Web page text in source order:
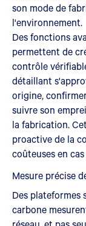
son mode de
l'environnement.
Des fonctions
permettent de
contrôle
détaillant
origine,
suivre son
la fabrication.
proactive de la
coûteuses en
Mesure précise
Des plateformes
carbone